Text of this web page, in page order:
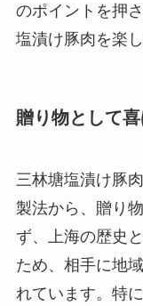
のポイントを押
塩漬け豚肉を楽
贈り物として
三林塘塩漬け豚
製法から、贈り
ず、上海の歴史
ため、相手に地
れています。特